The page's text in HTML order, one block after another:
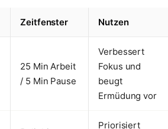
Zeitfenster Nutzen
25 Min Arbeit
/ 5 Min Pause
Verbessert
Fokus und
beugt
Ermüdung vor
Priorisiert